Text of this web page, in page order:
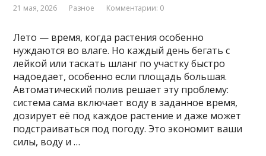
21 мая, 2026 Разное Комментарии: 0
Лето — время, когда растения особенно
нуждаются во влаге. Но каждый день бегать с
лейкой или таскать шланг по участку быстро
надоедает, особенно если площадь большая.
Автоматический полив решает эту проблему:
система сама включает воду в заданное время,
дозирует её под каждое растение и даже может
подстраиваться под погоду. Это экономит ваши
силы, воду и …